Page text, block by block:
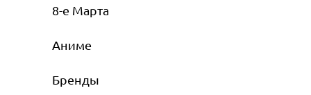
8-е Марта
Аниме
Бренды